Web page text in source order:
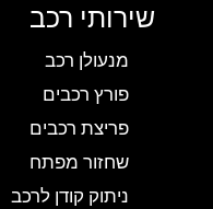
שירותי רכב
מנעולן רכב
פורץ רכבים
פריצת רכבים
שחזור מפתח
ניתוק קודן לרכב